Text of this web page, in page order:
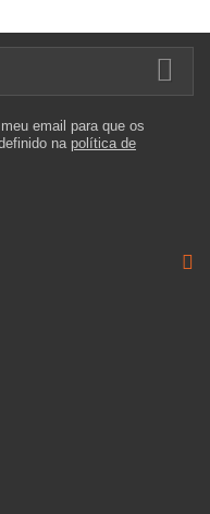
email para que os
na política de